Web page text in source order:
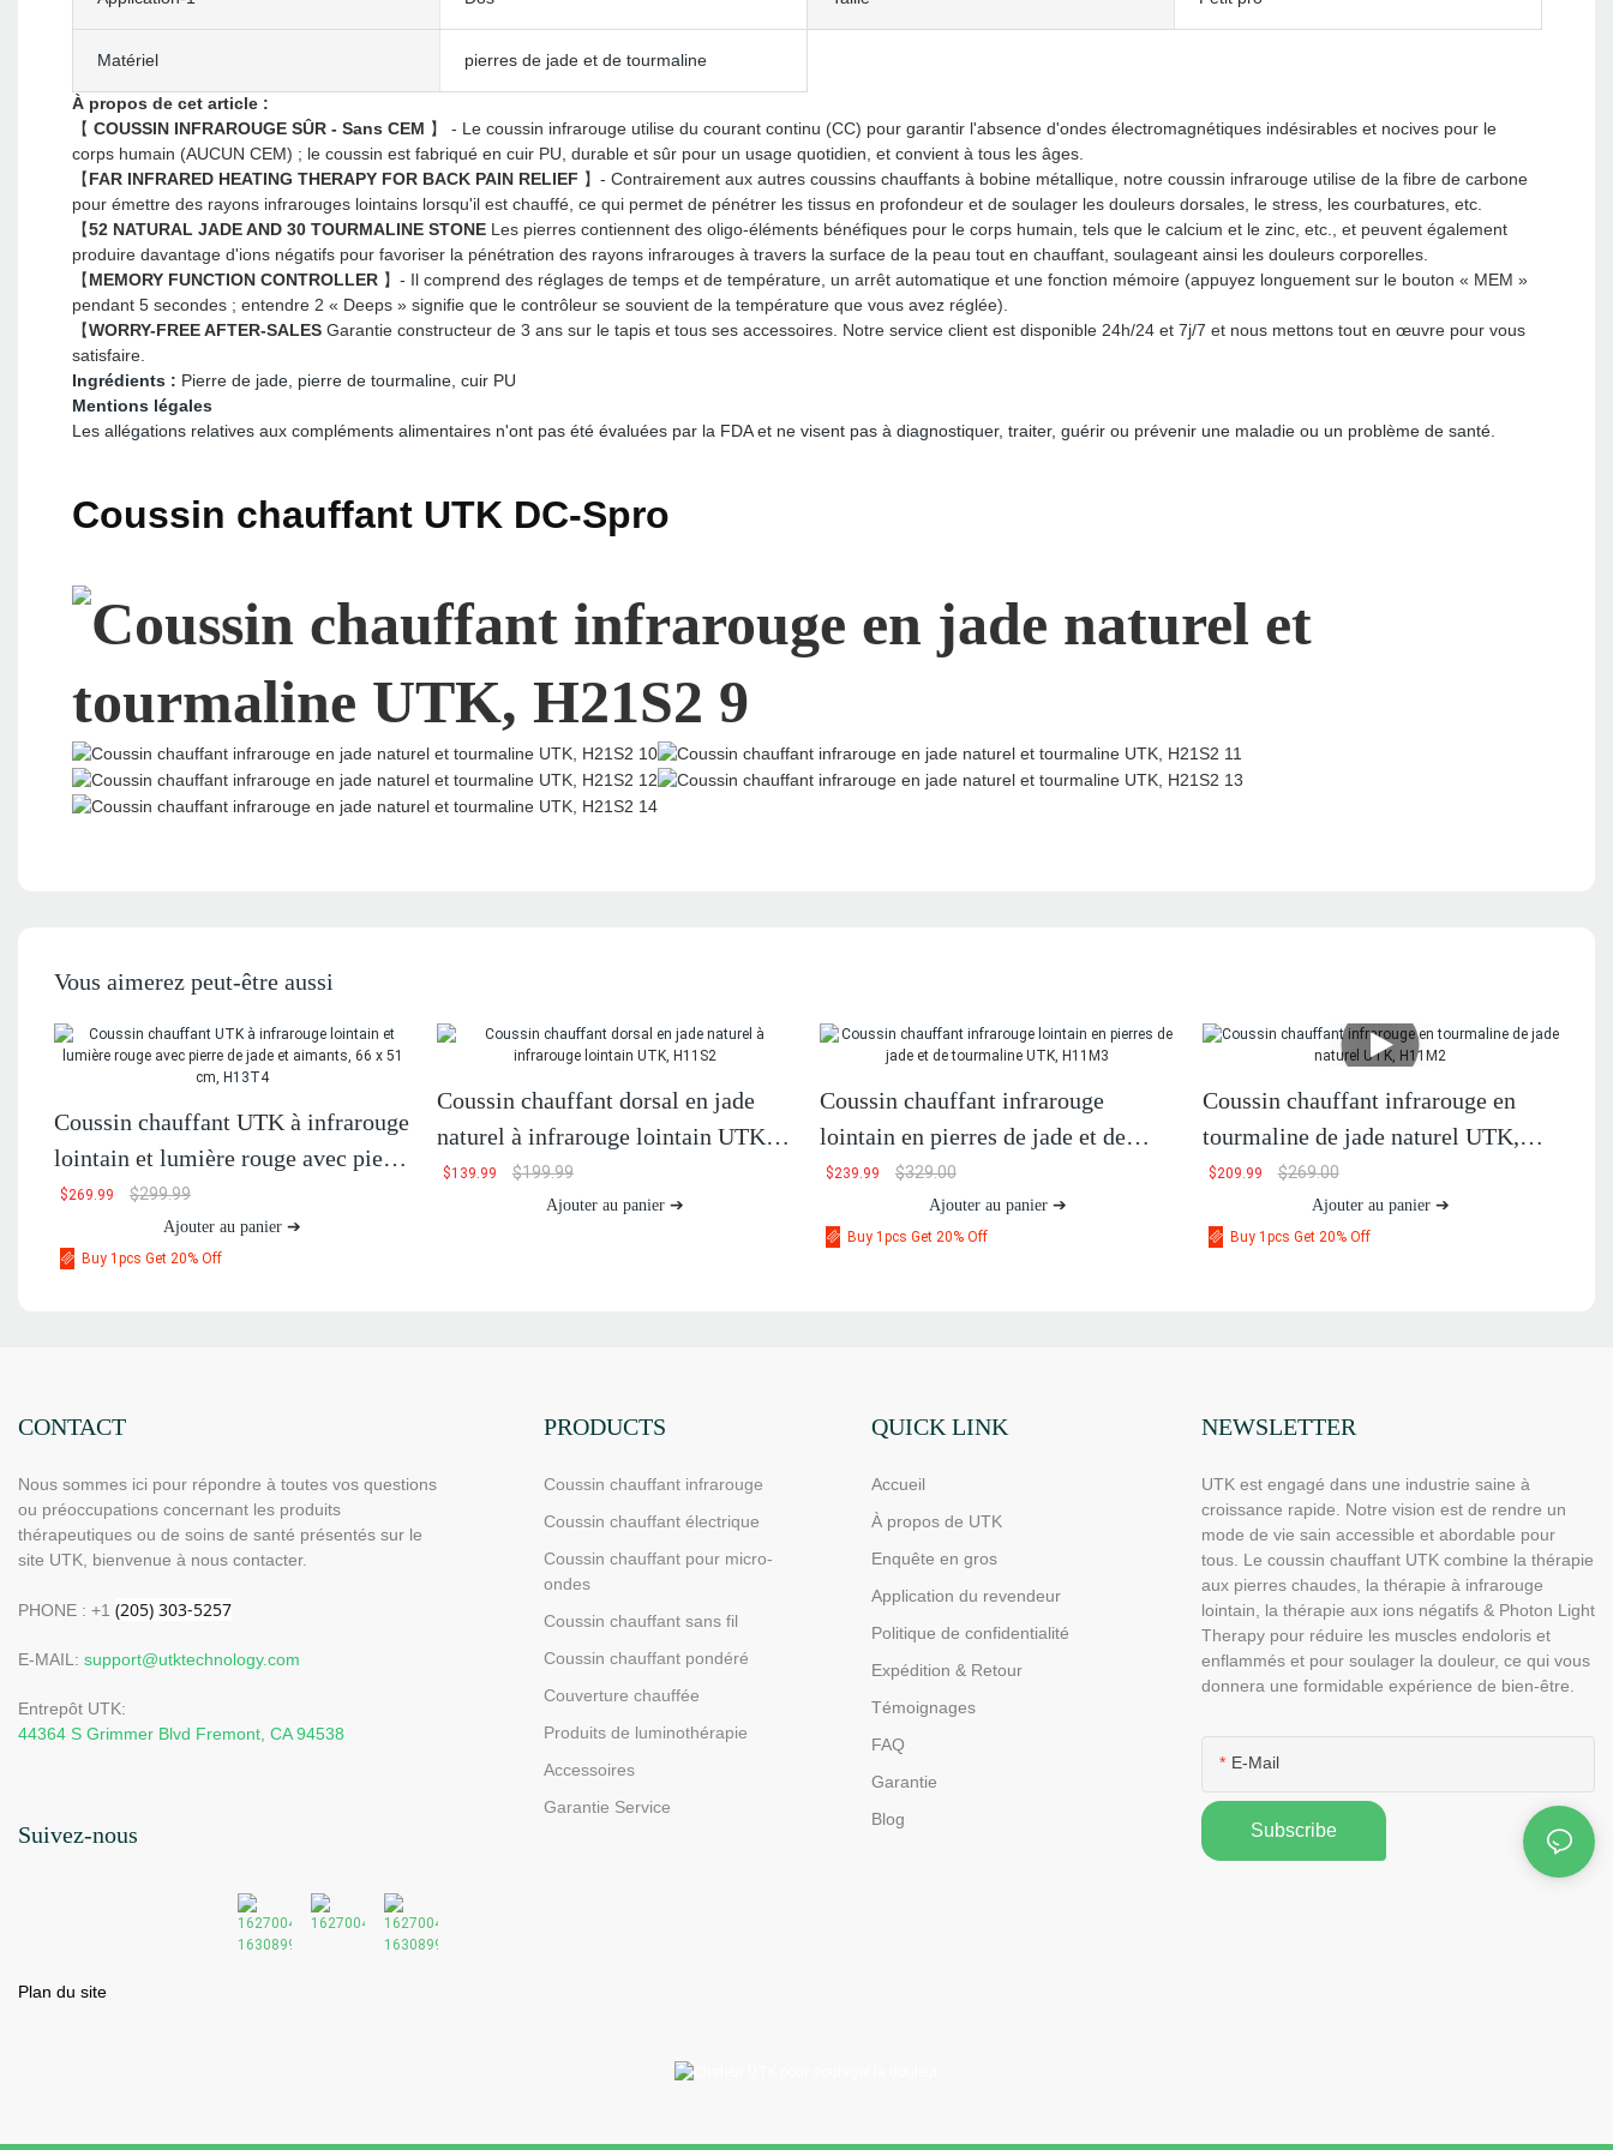
Matériel pierres de jade et de tourmaline
À propos de cet article :
【 COUSSIN INFRAROUGE SÛR - Sans CEM 】 - Le coussin infrarouge utilise du courant continu (CC) pour garantir l'absence d'ondes électromagnétiques indésirables et nocives pour le
corps humain (AUCUN CEM) ; le coussin est fabriqué en cuir PU, durable et sûr pour un usage quotidien, et convient à tous les âges.
【FAR INFRARED HEATING THERAPY FOR BACK PAIN RELIEF 】- Contrairement aux autres coussins chauffants à bobine métallique, notre coussin infrarouge utilise de la fibre de carbone
pour émettre des rayons infrarouges lointains lorsqu'il est chauffé, ce qui permet de pénétrer les tissus en profondeur et de soulager les douleurs dorsales, le stress, les courbatures, etc.
【52 NATURAL JADE AND 30 TOURMALINE STONE Les pierres contiennent des oligo-éléments bénéfiques pour le corps humain, tels que le calcium et le zinc, etc., et peuvent également
produire davantage d'ions négatifs pour favoriser la pénétration des rayons infrarouges à travers la surface de la peau tout en chauffant, soulageant ainsi les douleurs corporelles.
【MEMORY FUNCTION CONTROLLER 】- Il comprend des réglages de temps et de température, un arrêt automatique et une fonction mémoire (appuyez longuement sur le bouton « MEM »
pendant 5 secondes ; entendre 2 « Deeps » signifie que le contrôleur se souvient de la température que vous avez réglée).
【WORRY-FREE AFTER-SALES Garantie constructeur de 3 ans sur le tapis et tous ses accessoires. Notre service client est disponible 24h/24 et 7j/7 et nous mettons tout en œuvre pour vous
satisfaire.
Ingrédients : Pierre de jade, pierre de tourmaline, cuir PU
Mentions légales
Les allégations relatives aux compléments alimentaires n'ont pas été évaluées par la FDA et ne visent pas à diagnostiquer, traiter, guérir ou prévenir une maladie ou un problème de santé.
Coussin chauffant UTK DC-Spro
Vous aimerez peut-être aussi
Coussin chauffant UTK à infrarouge
lointain et lumière rouge avec pierre
de jade et aimants, 66 x 51 cm,
Buy 1pcs Get 20% Off
$269.99 $299.99
Ajouter au panier ➔
Coussin chauffant dorsal en jade
naturel à infrarouge lointain UTK,
H11S2
$139.99 $199.99
Ajouter au panier ➔
Coussin chauffant infrarouge
lointain en pierres de jade et de
tourmaline UTK, H11M3
Buy 1pcs Get 20% Off
$239.99 $329.00
Ajouter au panier ➔
Coussin chauffant infrarouge en
tourmaline de jade naturel UTK,
H11M2
Buy 1pcs Get 20% Off
$209.99 $269.00
Ajouter au panier ➔
CONTACT
Nous sommes ici pour répondre à toutes vos questions
ou préoccupations concernant les produits
thérapeutiques ou de soins de santé présentés sur le
site UTK, bienvenue à nous contacter.
PHONE : +1
E-MAIL: support@utktechnology.com
Entrepôt UTK:
44364 S Grimmer Blvd Fremont, CA 94538
Suivez-nous
Plan du site
PRODUCTS
Coussin chauffant infrarouge
Coussin chauffant électrique
Coussin chauffant pour micro-
ondes
Coussin chauffant sans fil
Coussin chauffant pondéré
Couverture chauffée
Produits de luminothérapie
Accessoires
Garantie Service
QUICK LINK
Accueil
À propos de UTK
Enquête en gros
Application du revendeur
Politique de confidentialité
Expédition & Retour
Témoignages
FAQ
Garantie
Blog
NEWSLETTER
UTK est engagé dans une industrie saine à
croissance rapide. Notre vision est de rendre un
mode de vie sain accessible et abordable pour
tous. Le coussin chauffant UTK combine la thérapie
aux pierres chaudes, la thérapie à infrarouge
lointain, la thérapie aux ions négatifs & Photon Light
Therapy pour réduire les muscles endoloris et
enflammés et pour soulager la douleur, ce qui vous
donnera une formidable expérience de bien-être.
E-Mail
Subscribe